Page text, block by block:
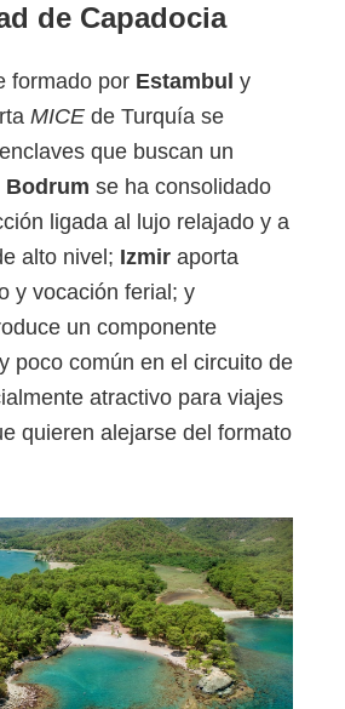
de Capadocia
formado por Estambul y
MICE de Turquía se
que buscan un
Bodrum se ha consolidado
ligada al lujo relajado y a
alto nivel; Izmir aporta
y vocación ferial; y
un componente
poco común en el circuito de
atractivo para viajes
quieren alejarse del formato